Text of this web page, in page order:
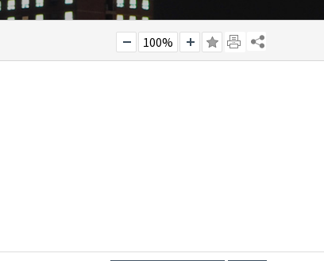
100%